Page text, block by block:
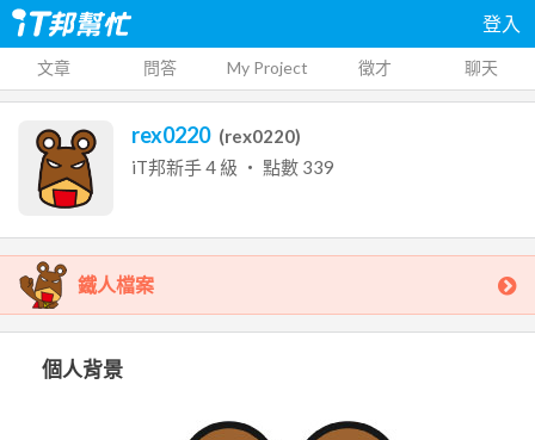
登入
文章 問答 My Project 徵才 聊天
rex0220 (rex0220)
iT邦新手4 級 ‧ 點數 339
鐵人檔案
個人背景